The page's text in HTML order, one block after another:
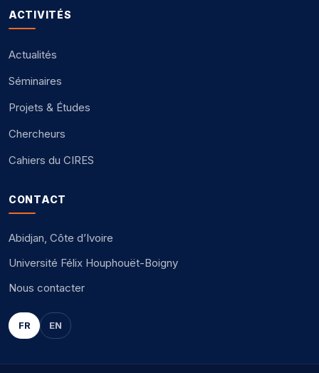
ACTIVITÉS
Actualités
Séminaires
Projets & Études
Chercheurs
Cahiers du CIRES
CONTACT
Abidjan, Côte d’Ivoire
Université Félix Houphouët-Boigny
Nous contacter
FR EN